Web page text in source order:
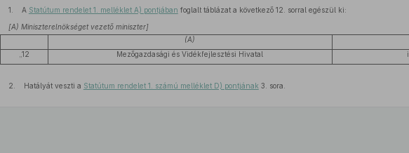
1. A Statútum rendelet 1. melléklet A) pontjában foglalt táblázat a következő 12. sorral egészül ki:
[A) Miniszterelnökséget vezető miniszter]
(A)
„12
Mezőgazdasági és Vidékfejlesztési Hivatal
2. Hatályát veszti a Statútum rendelet 1. számú melléklet D) pontjának 3. sora.